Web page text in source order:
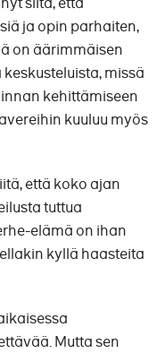
ja opin parhaiten,
on äärimmäisen
missä
kehittämiseen
kuuluu myös
että koko ajan
tuttua
elämä on ihan
kyllä haasteita
Mutta sen